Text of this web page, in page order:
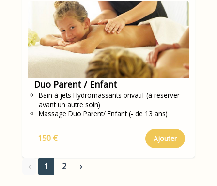
Duo Parent / Enfant
Bain à jets Hydromassants privatif (à réserver
avant un autre soin)
Massage Duo Parent/ Enfant (- de 13 ans)
150 € Ajouter
‹ 1 2 ›